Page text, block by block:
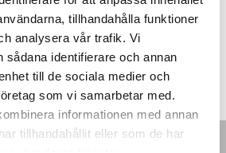
tillhandahålla funktioner
analysera vår trafik. Vi
sådana identifierare och annan
till de sociala medier och
som vi samarbetar med.
informationen med annan
tillhandahållit eller som de har
för Kern hårdhetsmätare.
krPrisintervall:
3,300.00 kr
till
4,300.00 kr
LÄS MER